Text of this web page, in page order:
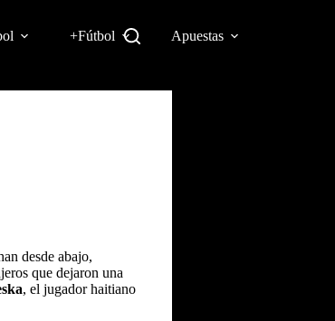
+Fútbol Apuestas
desde abajo,
que dejaron una
, el jugador haitiano